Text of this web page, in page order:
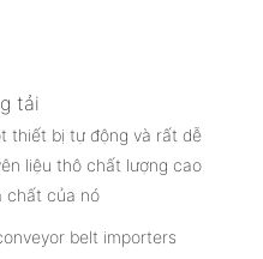
tải
thiết bị tự động và rất dễ
liệu thô chất lượng cao
chất của nó